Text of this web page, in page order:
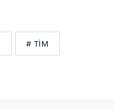
# TİM